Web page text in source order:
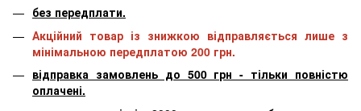
без передплати.
Акційний товар із знижкою відправляється лише з
мінімальною передплатою 200 грн.
відправка замовлень до 500 грн - тільки повністю
оплачені.